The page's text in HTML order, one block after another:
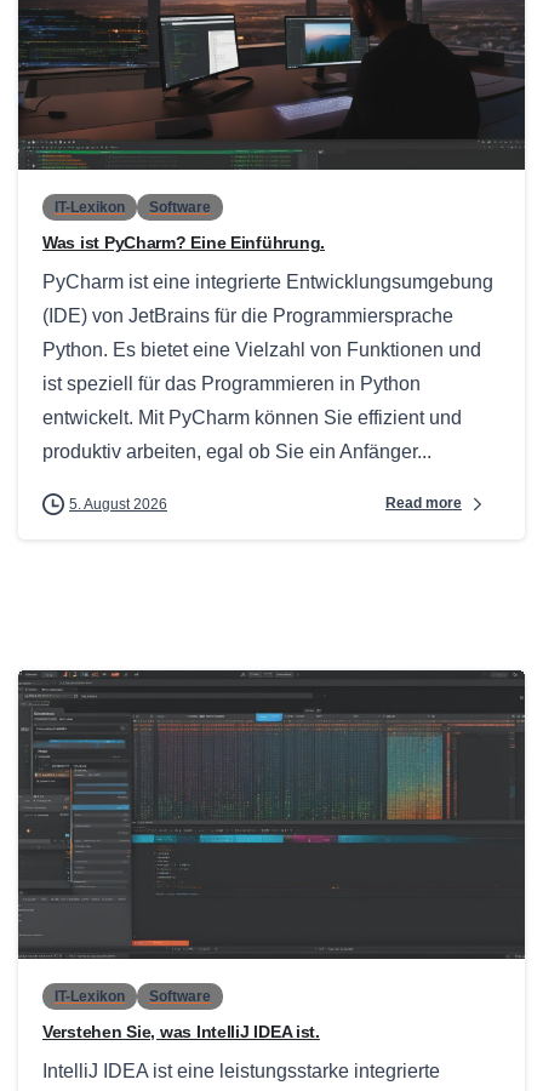
IT-Lexikon Software
Was ist PyCharm? Eine Einführung.
PyCharm ist eine integrierte Entwicklungsumgebung
(IDE) von JetBrains für die Programmiersprache
Python. Es bietet eine Vielzahl von Funktionen und
ist speziell für das Programmieren in Python
entwickelt. Mit PyCharm können Sie effizient und
produktiv arbeiten, egal ob Sie ein Anfänger...
5. August 2026 Read more
IT-Lexikon Software
Verstehen Sie, was IntelliJ IDEA ist.
IntelliJ IDEA ist eine leistungsstarke integrierte